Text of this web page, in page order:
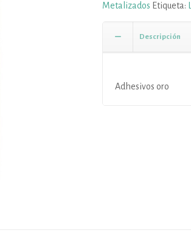
Metalizados Etiqueta:
Descripción
Adhesivos oro